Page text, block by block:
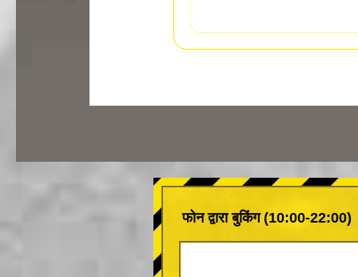
फोन द्वारा बुकिंग (10:00-22:00)